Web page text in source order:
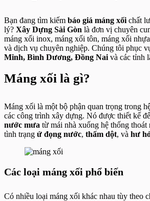
Bạn đang tìm kiếm báo giá máng xối chất
lý? Xây Dựng Sài Gòn là đơn vị chuyên
máng xối inox, máng xối tôn, máng xối
và dịch vụ chuyên nghiệp. Chúng tôi phục
Minh, Bình Dương, Đồng Nai và các tỉnh
Máng xối là gì?
Máng xối là một bộ phận quan trọng trong
các công trình xây dựng. Nó được thiết kế để
nước mưa từ mái nhà xuống hệ thống thoát
tình trạng ứ đọng nước, thấm dột, và hư
Các loại máng xối phổ biến
Có nhiều loại máng xối khác nhau tùy theo